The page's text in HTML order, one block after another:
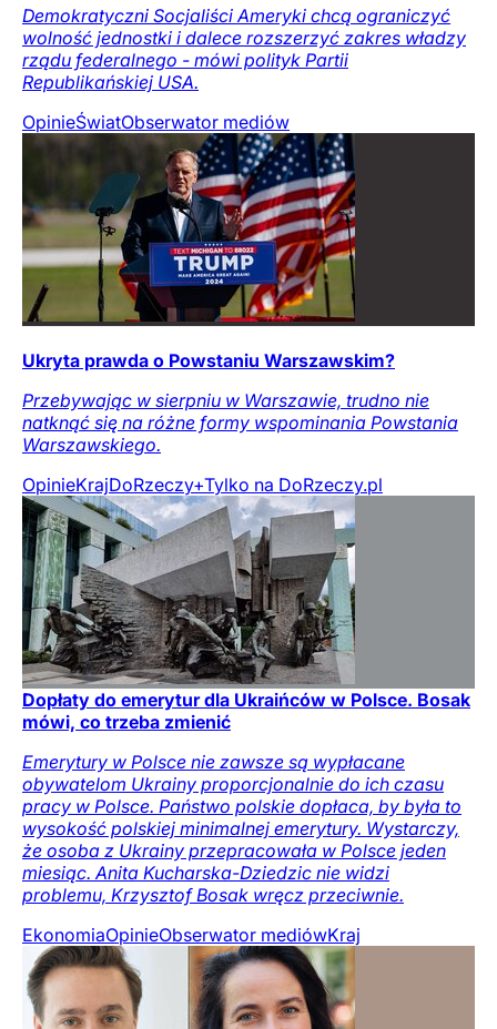
Demokratyczni Socjaliści Ameryki chcą ograniczyć
wolność jednostki i dalece rozszerzyć zakres władzy
rządu federalnego - mówi polityk Partii
Republikańskiej USA.
OpinieŚwiatObserwator mediów
Ukryta prawda o Powstaniu Warszawskim?
Przebywając w sierpniu w Warszawie, trudno nie
natknąć się na różne formy wspominania Powstania
Warszawskiego.
OpinieKrajDoRzeczy+Tylko na DoRzeczy.pl
Dopłaty do emerytur dla Ukraińców w Polsce. Bosak
mówi, co trzeba zmienić
Emerytury w Polsce nie zawsze są wypłacane
obywatelom Ukrainy proporcjonalnie do ich czasu
pracy w Polsce. Państwo polskie dopłaca, by była to
wysokość polskiej minimalnej emerytury. Wystarczy,
że osoba z Ukrainy przepracowała w Polsce jeden
miesiąc. Anita Kucharska-Dziedzic nie widzi
problemu, Krzysztof Bosak wręcz przeciwnie.
EkonomiaOpinieObserwator mediówKraj